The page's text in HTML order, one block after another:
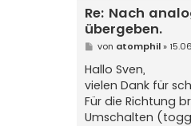
Re: Nach
übergeben.
B
i
t
r
a
g
von atomphil»
Hallo Sven,
vielen Dank für
Für die Richtung
Umschalten